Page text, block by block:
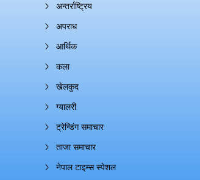
अन्तर्राष्ट्रिय
अपराध
आर्थिक
कला
खेलकुद
ग्यालरी
ट्रेन्डिंग समाचार
ताजा समाचार
नेपाल टाइम्स स्पेशल